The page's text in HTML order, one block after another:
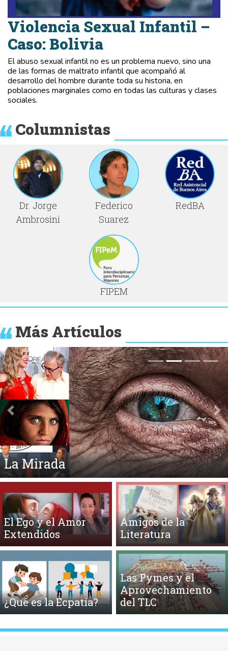
Violencia Sexual Infantil –
Caso: Bolivia
El abuso sexual infantil no es un problema nuevo, sino una
de las formas de maltrato infantil que acompañó al
desarrollo del hombre durante toda su historia, en
poblaciones marginales como en todas las culturas y clases
sociales.
Columnistas
Dr. Jorge
Ambrosini
Federico
Suarez
RedBA
FIPEM
Más Artículos
La Mirada
Anterior
El Ego y el Amor
Extendidos
Amigos de la
Literatura
¿Qué es la Ecpatía?
Las Pymes y el
Aprovechamiento
del TLC